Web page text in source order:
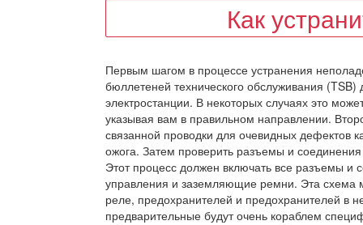
Как
Первым шагом в процессе устранения
бюллетеней технического обслуживания (TSB)
электростанции. В некоторых случаях это
указывая вам в правильном направлении.
связанной проводки для очевидных дефектов
ожога. Затем проверить разъемы и
Этот процесс должен включать все разъемы
управления и заземляющие ремни. Эта схема
реле, предохранителей и предохранителей в
предварительные будут очень кораблем